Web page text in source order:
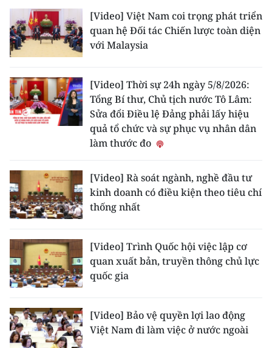
[Video] Việt Nam coi trọng phát triển
quan hệ Đối tác Chiến lược toàn diện
với Malaysia
[Video] Thời sự 24h ngày 5/8/2026:
Tổng Bí thư, Chủ tịch nước Tô Lâm:
Sửa đổi Điều lệ Đảng phải lấy hiệu
quả tổ chức và sự phục vụ nhân dân
làm thước đo
[Video] Rà soát ngành, nghề đầu tư
kinh doanh có điều kiện theo tiêu chí
thống nhất
[Video] Trình Quốc hội việc lập cơ
quan xuất bản, truyền thông chủ lực
quốc gia
[Video] Bảo vệ quyền lợi lao động
Việt Nam đi làm việc ở nước ngoài